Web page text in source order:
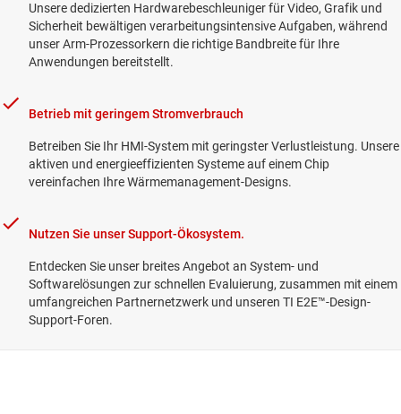
Unsere dedizierten Hardwarebeschleuniger für Video, Grafik und
Sicherheit bewältigen verarbeitungsintensive Aufgaben, während
unser Arm-Prozessorkern die richtige Bandbreite für Ihre
Anwendungen bereitstellt.
Betrieb mit geringem Stromverbrauch
Betreiben Sie Ihr HMI-System mit geringster Verlustleistung. Unsere
aktiven und energieeffizienten Systeme auf einem Chip
vereinfachen Ihre Wärmemanagement-Designs.
Nutzen Sie unser Support-Ökosystem.
Entdecken Sie unser breites Angebot an System- und
Softwarelösungen zur schnellen Evaluierung, zusammen mit einem
umfangreichen Partnernetzwerk und unseren TI E2E™-Design-
Support-Foren.